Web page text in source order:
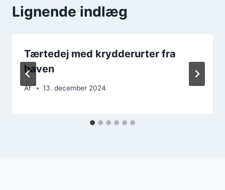
Lignende indlæg
Tærtedej med krydderurter fra
haven
Af 13. december 2024